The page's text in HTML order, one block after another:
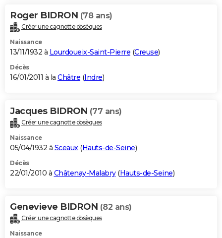
Roger BIDRON (78 ans)
Créer une cagnotte obsèques
Naissance
13/11/1932 à Lourdoueix-Saint-Pierre (Creuse)
Décès
16/01/2011 à la Châtre (Indre)
Jacques BIDRON (77 ans)
Créer une cagnotte obsèques
Naissance
05/04/1932 à Sceaux(Hauts-de-Seine)
Décès
22/01/2010 à Châtenay-Malabry(Hauts-de-Seine)
Genevieve BIDRON (82 ans)
Créer une cagnotte obsèques
Naissance